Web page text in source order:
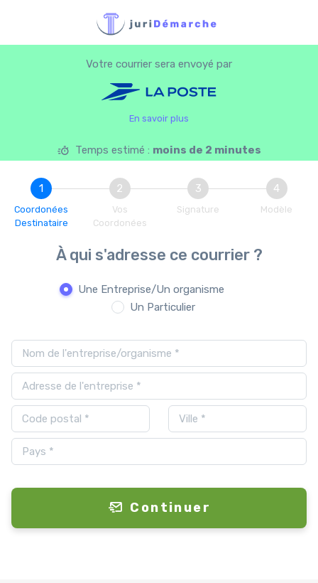
Votre courrier sera envoyé par
En savoir plus
Temps estimé : moins de 2 minutes
1
Coordonées
Destinataire
2
Vos
Coordonées
3
Signature
4
Modèle
À qui s'adresse ce courrier ?
Une Entreprise/Un organisme
Un Particulier
Continuer